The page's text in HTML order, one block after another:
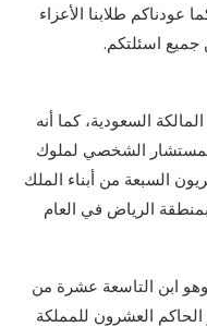
عودناكم طلابنا الأعزاء
اسئلتكم.
السعودية، كما أنه
الشخصي لملوك
السبعة من أبناء الملك
الرياض في العام
وهو ابن التاسعة عشرة من
العشرون للمملكة